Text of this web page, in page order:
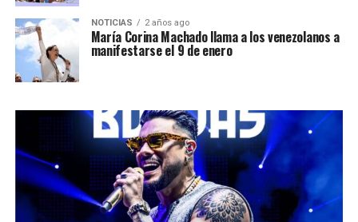
NOTICIAS 2 años ago
María Corina Machado llama a los venezolanos a
manifestarse el 9 de enero